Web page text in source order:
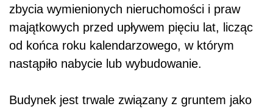
zbycia wymienionych nieruchomości i praw
majątkowych przed upływem pięciu lat, licząc
od końca roku kalendarzowego, w którym
nastąpiło nabycie lub wybudowanie.
Budynek jest trwale związany z gruntem jako